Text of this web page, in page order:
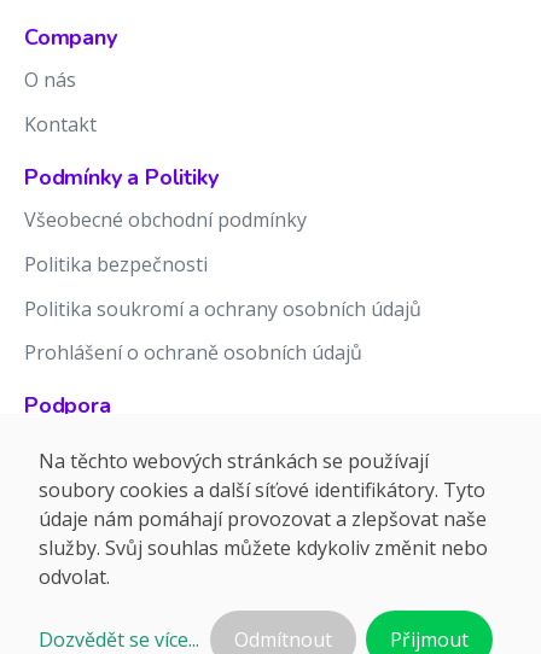
Company
O nás
Kontakt
Podmínky a Politiky
Všeobecné obchodní podmínky
Politika bezpečnosti
Politika soukromí a ochrany osobních údajů
Prohlášení o ochraně osobních údajů
Podpora
Znalostní báze
Release notes
Na těchto webových stránkách se používají
soubory cookies a další síťové identifikátory. Tyto
údaje nám pomáhají provozovat a zlepšovat naše
služby. Svůj souhlas můžete kdykoliv změnit nebo
odvolat.
Dozvědět se více... Odmítnout Přijmout